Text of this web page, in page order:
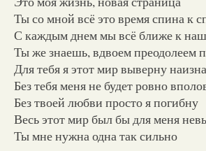
Ты со мной всё это время спина к
С каждым днем мы всё ближе к
Ты же знаешь, вдвоем преодолеем
Для тебя я этот мир выверну
Без тебя меня не будет ровно
Без твоей любви просто я погибну
Весь этот мир был бы для меня
Ты мне нужна одна так сильно